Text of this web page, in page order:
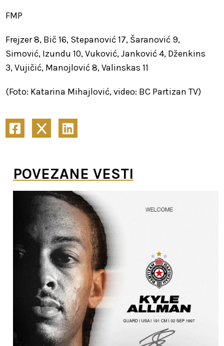
FMP
Frejzer 8, Bič 16, Stepanović 17, Šaranović 9,
Simović, Izundu 10, Vuković, Janković 4, Dženkins
3, Vujičić, Manojlović 8, Valinskas 11
(Foto: Katarina Mihajlović, video: BC Partizan TV)
POVEZANE VESTI